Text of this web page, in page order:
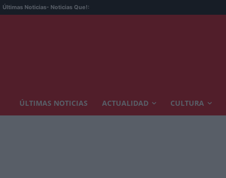
Últimas Noticias- Noticias Que!:
ÚLTIMAS NOTICIAS ACTUALIDAD CULTURA